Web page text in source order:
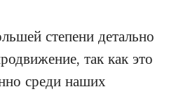
степени детально
так как это
среди наших